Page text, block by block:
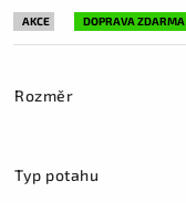
AKCE DOPRAVA ZDARMA
Rozměr
Typ potahu